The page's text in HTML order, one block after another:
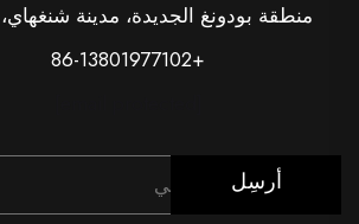
منطقة بودونغ الجديدة، مدينة
+86-13801977102
أرسِل